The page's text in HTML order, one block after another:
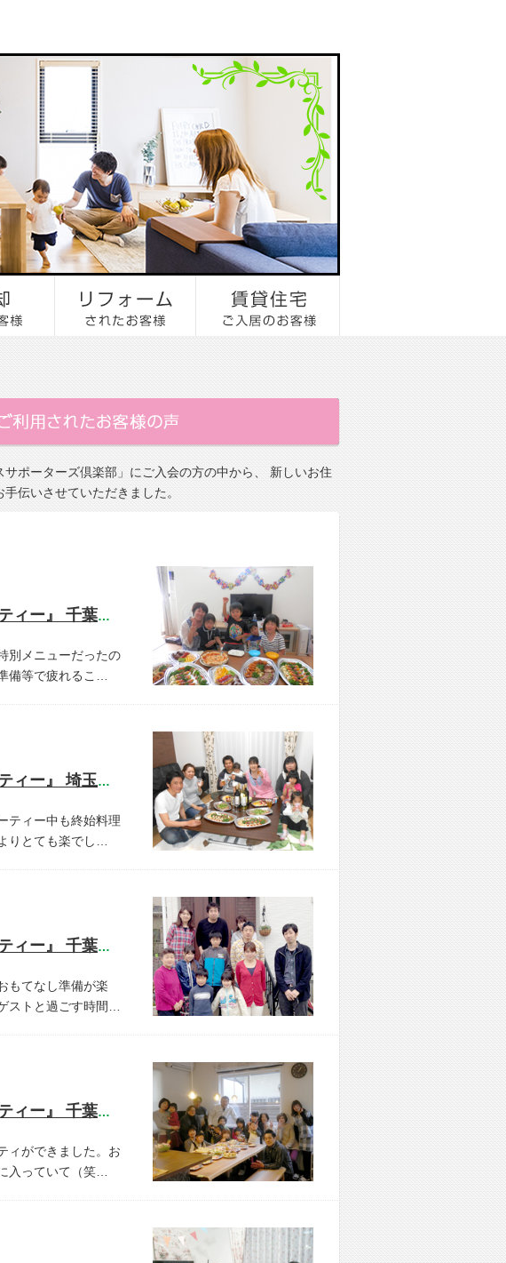
ポーターズ倶楽部」にご入会の方の中から、 新しいお住
伝いさせていただきました。
開催しました! 『新築お披露目パーティー』 千葉県柏市 A様宅
別メニューだったの
備等で疲れるこ…
開催しました! 『新築お披露目パーティー』 埼玉県川口市 E様宅
ティー中も終始料理
りとても楽でし…
開催しました! 『新築お披露目パーティー』 千葉県柏市 M様宅
もてなし準備が楽
ストと過ごす時間…
開催しました! 『新築お披露目パーティー』 千葉県柏市 F様宅
ィができました。お
入っていて（笑…